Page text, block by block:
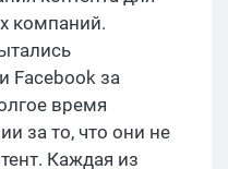
компаний.
Facebook за
время
за то, что они не
Каждая из